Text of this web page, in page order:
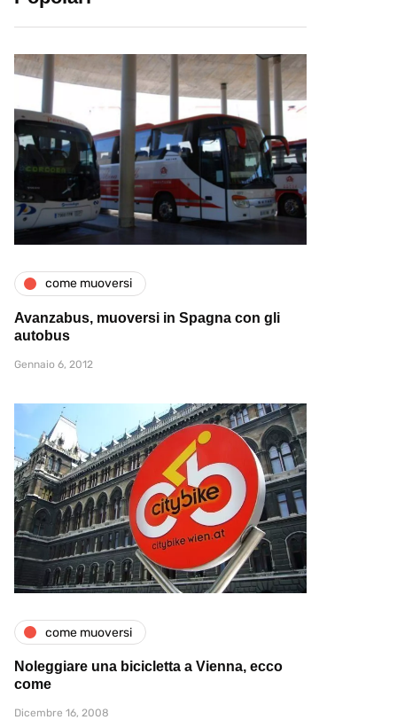
come muoversi
Avanzabus, muoversi in Spagna con gli
autobus
Gennaio 6, 2012
come muoversi
Noleggiare una bicicletta a Vienna, ecco
come
Dicembre 16, 2008